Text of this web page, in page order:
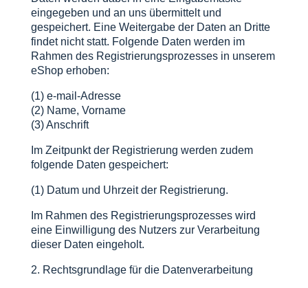
eingegeben und an uns übermittelt und
gespeichert. Eine Weitergabe der Daten an Dritte
findet nicht statt. Folgende Daten werden im
Rahmen des Registrierungsprozesses in unserem
eShop erhoben:
(1) e-mail-Adresse
(2) Name, Vorname
(3) Anschrift
Im Zeitpunkt der Registrierung werden zudem
folgende Daten gespeichert:
(1) Datum und Uhrzeit der Registrierung.
Im Rahmen des Registrierungsprozesses wird
eine Einwilligung des Nutzers zur Verarbeitung
dieser Daten eingeholt.
2. Rechtsgrundlage für die Datenverarbeitung